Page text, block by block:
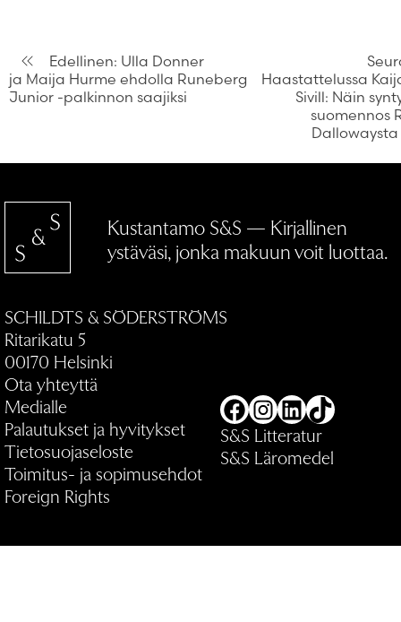
Artikkelien
selaus
Edellinen: Ulla Donner
ja Maija Hurme ehdolla Runeberg
Junior -palkinnon saajiksi
Haastattelussa
Sivill: Näin
suomennos
Dallowaysta
Kustantamo S&S — Kirjallinen
ystäväsi, jonka makuun voit luottaa.
SCHILDTS & SÖDERSTRÖMS
Ritarikatu 5
00170 Helsinki
Ota yhteyttä
Medialle
Palautukset ja hyvitykset
Tietosuojaseloste
Toimitus- ja sopimusehdot
Foreign Rights
Facebook
Instagram
LinkedIn
TikTok
S&S Litteratur
S&S Läromedel